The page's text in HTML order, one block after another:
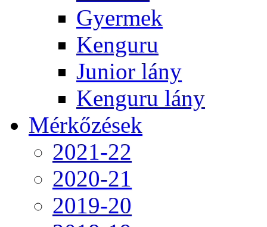
Gyermek
Kenguru
Junior lány
Kenguru lány
Mérkőzések
2021-22
2020-21
2019-20